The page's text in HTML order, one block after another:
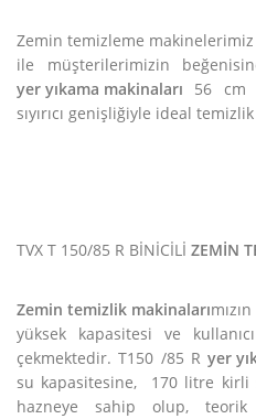
Zemin temizleme
ile müşterilerimizin
yer yıkama makinaları 56 cm
sıyırıcı genişliğiyle ideal
TVX T 150/85 R BİNİCİLİ ZEMİN
Zemin temizlik makinaları
yüksek kapasitesi ve
çekmektedir. T150 /85 Ryer
su kapasitesine, 170 litre kirli
hazneye sahip olup,